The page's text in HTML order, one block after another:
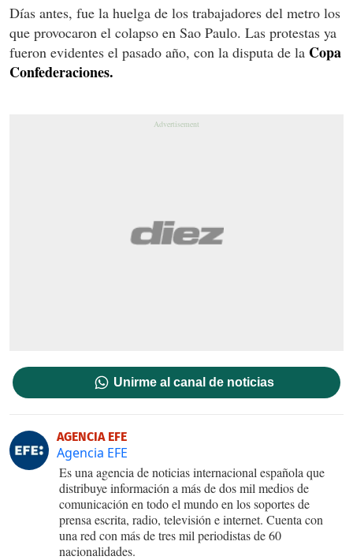
Días antes, fue la huelga de los trabajadores del metro los
que provocaron el colapso en Sao Paulo. Las protestas ya
fueron evidentes el pasado año, con la disputa de la Copa
Confederaciones.
Unirme al canal de noticias
AGENCIA EFE
Agencia EFE
Es una agencia de noticias internacional española que
distribuye información a más de dos mil medios de
comunicación en todo el mundo en los soportes de
prensa escrita, radio, televisión e internet. Cuenta con
una red con más de tres mil periodistas de 60
nacionalidades.